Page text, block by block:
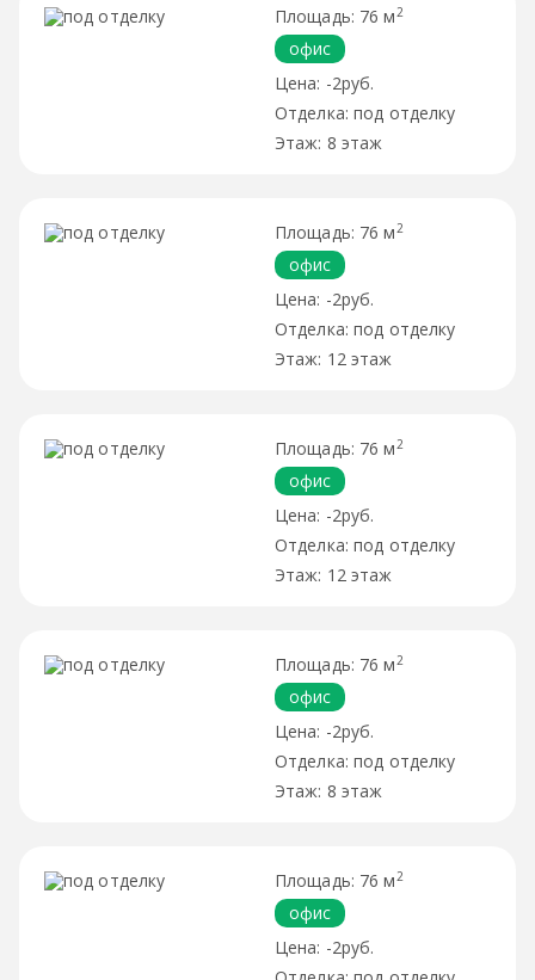
76 м 2
офис
-2руб.
под отделку
8 этаж
76 м 2
офис
-2руб.
под отделку
12 этаж
76 м 2
офис
-2руб.
под отделку
12 этаж
76 м 2
офис
-2руб.
под отделку
8 этаж
76 м 2
офис
-2руб.